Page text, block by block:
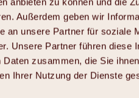
Außerdem geben wir
an unsere Partner für soziale
Unsere Partner führen diese
zusammen, die Sie
Ihrer Nutzung der Dienste